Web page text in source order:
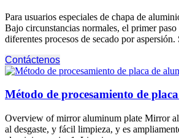
Para usuarios especiales de chapa de
Bajo circunstancias normales, el primer
diferentes procesos de secado por
Contáctenos
Método de procesamiento de
Overview of mirror aluminum plate Mirror
al desgaste, y fácil limpieza, y es